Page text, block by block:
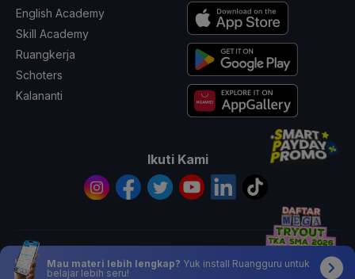
English Academy
Skill Academy
Ruangkerja
Schoters
Kalananti
Ikuti Kami
© 2026 All Rights Reserved PT. Ruang Raya Indonesia
Mau materi lebih lengkap? Yuk install Ruangguru untuk
belajar lebih seru!